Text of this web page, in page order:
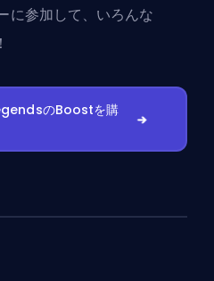
に参加して、いろんな
のBoostを購